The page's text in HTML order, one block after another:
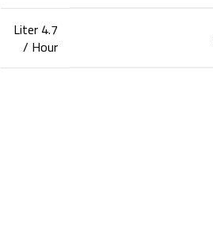
4.7 Liter
/ Hour